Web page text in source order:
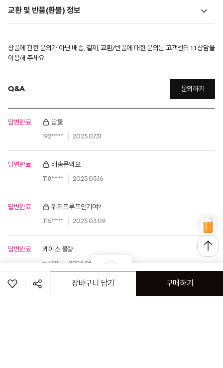
장바구니 담기 구매하기
교환 및 반품(환불) 정보
상품에 관한 문의가 아닌 배송, 결제, 교환/반품에 대한 문의는 고객센터 1:1 상담을
이용해 주세요.
Q&A 문의하기
답변완료 땀물
192***** 2025.07.31
답변완료 배송문의요
T18***** 2025.05.16
답변완료 워터프루프인기여?
T15***** 2025.03.09
답변완료 케이스 불량
pul*** 2024.06.12